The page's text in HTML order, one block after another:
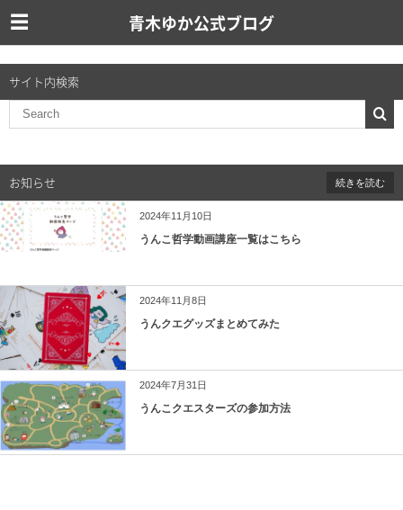
青木ゆか公式ブログ
サイト内検索
お知らせ
2024年11月10日
うんこ哲学動画講座一覧はこちら
2024年11月8日
うんクエグッズまとめてみた
2024年7月31日
うんこクエスターズの参加方法
続きを読む